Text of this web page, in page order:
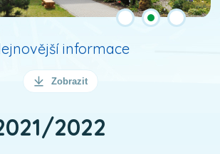
informace
Zobrazit
2022